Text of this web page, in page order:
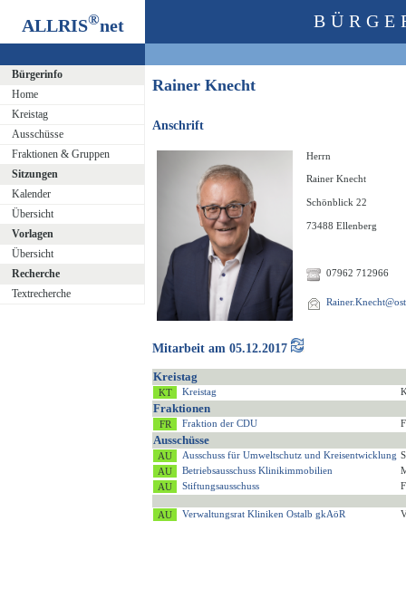
ALLRIS®net
Bürgerinfo
Home
Kreistag
Ausschüsse
Fraktionen & Gruppen
Sitzungen
Kalender
Übersicht
Vorlagen
Übersicht
Recherche
Textrecherche
Rainer Knecht
Anschrift
Herrn
Rainer Knecht
Schönblick 22
73488 Ellenberg
07962 712966
Mitarbeit am 05.12.2017
Kreistag
Kreistag
Fraktionen
Fraktion der CDU
Ausschüsse
Ausschuss für Umweltschutz und Kreisentwicklung
Betriebsausschuss Klinikimmobilien
Stiftungsausschuss
Verwaltungsrat Kliniken Ostalb gkAöR